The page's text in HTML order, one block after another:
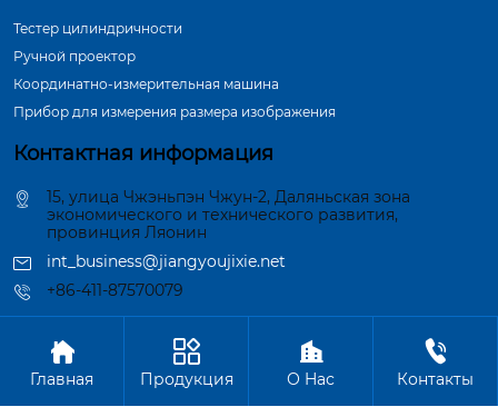
Тестер цилиндричности
Ручной проектор
Координатно-измерительная машина
Прибор для измерения размера изображения
Контактная информация
15, улица Чжэньпэн Чжун-2, Даляньская зона
экономического и технического развития,
провинция Ляонин
int_business@jiangyoujixie.net
+86-411-87570079
Авторское право©ООО Далянь Синьцзиян Индустрия

Главная

Продукция

О Hас

Контакты